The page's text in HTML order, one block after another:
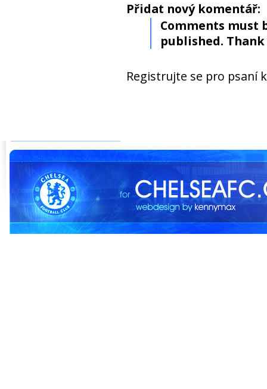
Přidat nový komentář:
Comments must
published. Thank
Registrujte se pro psaní